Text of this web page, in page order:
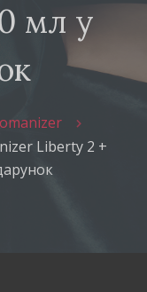
мл у
Liberty 2 +